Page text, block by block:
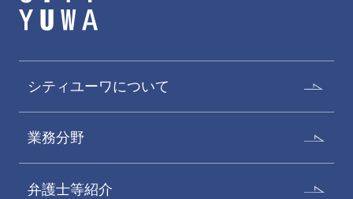
シティユーワについて
業務分野
弁護士等紹介